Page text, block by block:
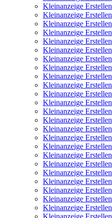
Kleinanzeige Erstellen
Kleinanzeige Erstellen
Kleinanzeige Erstellen
Kleinanzeige Erstellen
Kleinanzeige Erstellen
Kleinanzeige Erstellen
Kleinanzeige Erstellen
Kleinanzeige Erstellen
Kleinanzeige Erstellen
Kleinanzeige Erstellen
Kleinanzeige Erstellen
Kleinanzeige Erstellen
Kleinanzeige Erstellen
Kleinanzeige Erstellen
Kleinanzeige Erstellen
Kleinanzeige Erstellen
Kleinanzeige Erstellen
Kleinanzeige Erstellen
Kleinanzeige Erstellen
Kleinanzeige Erstellen
Kleinanzeige Erstellen
Kleinanzeige Erstellen
Kleinanzeige Erstellen
Kleinanzeige Erstellen
Kleinanzeige Erstellen